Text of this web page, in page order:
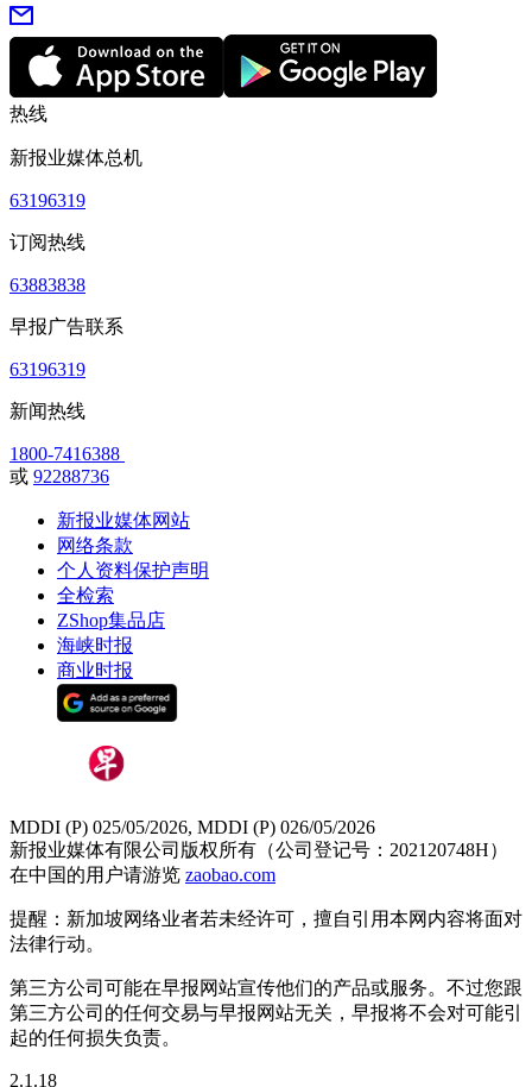
热线
新报业媒体总机
63196319
订阅热线
63883838
早报广告联系
63196319
新闻热线
1800-7416388
或 92288736
新报业媒体网站
网络条款
个人资料保护声明
全检索
ZShop集品店
海峡时报
商业时报
MDDI (P) 025/05/2026, MDDI (P) 026/05/2026
新报业媒体有限公司版权所有（公司登记号：202120748H）
在中国的用户请游览 zaobao.com
提醒：新加坡网络业者若未经许可，擅自引用本网内容将面对
法律行动。
第三方公司可能在早报网站宣传他们的产品或服务。不过您跟
第三方公司的任何交易与早报网站无关，早报将不会对可能引
起的任何损失负责。
2.1.18